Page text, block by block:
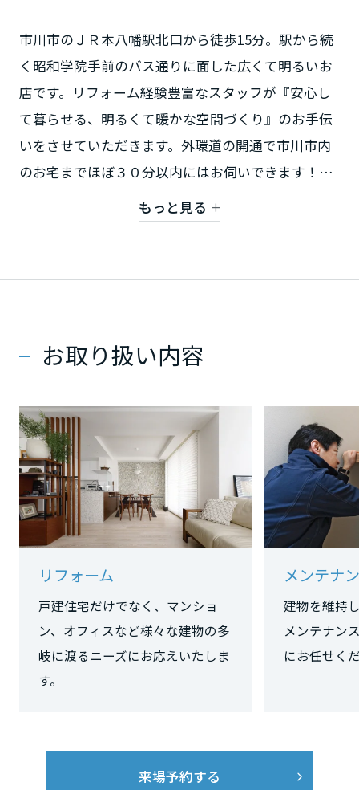
ミサワアイデンティティ
市川市のＪＲ本八幡駅北口から徒歩15分。駅から続
く昭和学院手前のバス通りに面した広くて明るいお
店です。リフォーム経験豊富なスタッフが『安心し
て暮らせる、明るくて暖かな空間づくり』のお手伝
いをさせていただきます。外環道の開通で市川市内
のお宅までほぼ３０分以内にはお伺いできます！ま
た駐車場も隣接し、資材サンプルやリフォームカタ
ログをご用意していますので、いつでもお気軽にお
一同、心よりお待ち申し上げます。日曜日も開いて
もっと見る
お取り扱い内容
リフォーム
戸建住宅だけでなく、マンショ
ン、オフィスなど様々な建物の多
岐に渡るニーズにお応えいたしま
す。
メンテナ
建物を維持
メンテナン
にお任せく
来場予約する
東京都
神奈川県
甲信越・北陸
山梨県
長野県
岐阜県
静岡県